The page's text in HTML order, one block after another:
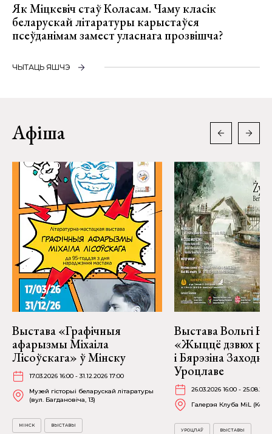
Як Міцкевіч стаў Коласам. Чаму класік
беларускай літаратуры карыстаўся
псеўданімам замест уласнага прозвішча?
ЧЫТАЦЬ ЯШЧЭ
Афіша
Выстава «Графічныя
афарызмы Міхаіла
Лісоўскага» ў Мінску
17.03.2026 16:00 - 31.12.2026 17:00
Музей гісторыі беларускай літаратуры
(вул. Багдановіча, 13)
МІНСК ВЫСТАВЫ
Выстава Вольгі
«Жыццё дзвюх
і Бярэзіна
Уроцлаве
26.03.2026 16:00 -
Галерэя Клуба MiL
УРОЦЛАЎ ВЫСТАВЫ